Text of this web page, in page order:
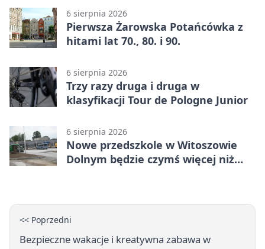
6 sierpnia 2026
Pierwsza Żarowska Potańcówka z
hitami lat 70., 80. i 90.
6 sierpnia 2026
Trzy razy druga i druga w
klasyfikacji Tour de Pologne Junior
6 sierpnia 2026
Nowe przedszkole w Witoszowie
Dolnym będzie czymś więcej niż
<< Poprzedni
Bezpieczne wakacje i kreatywna zabawa w